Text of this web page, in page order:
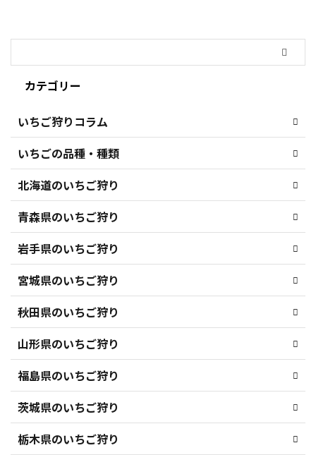
カテゴリー
いちご狩りコラム
いちごの品種・種類
北海道のいちご狩り
青森県のいちご狩り
岩手県のいちご狩り
宮城県のいちご狩り
秋田県のいちご狩り
山形県のいちご狩り
福島県のいちご狩り
茨城県のいちご狩り
栃木県のいちご狩り